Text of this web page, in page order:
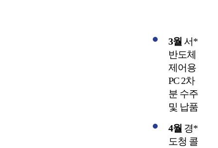
3월 서*
반도체
제어용
PC 2차
분 수주
및 납품
4월 경*
도청 콜